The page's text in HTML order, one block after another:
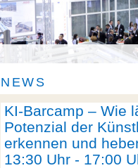
NEWS
KI-Barcamp – Wie
Potenzial der
erkennen und
13:30 Uhr - 17:00